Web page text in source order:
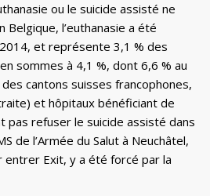
ou le suicide assisté ne
Belgique, l’euthanasie a été
et représente 3,1 % des
sommes à 4,1 %, dont 6,6 % au
cantons suisses francophones,
et hôpitaux bénéficiant de
pas refuser le suicide assisté dans
de l’Armée du Salut à Neuchâtel,
entrer Exit, y a été forcé par la